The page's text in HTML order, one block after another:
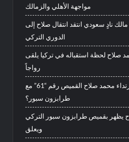
مواجهة الأهلي والزمالك
نادٍ سعودي انتقد انتقال صلاح إلى
الدوري التركي
صلاح لحظة استقباله في تركيا يلقى
رواجاً
ما السر وراء ارتداء محمد صلاح القميص رقم “61” مع
طرابزون سبور؟
يظهر بقميص طرابزون سبور التركي
ويعلق